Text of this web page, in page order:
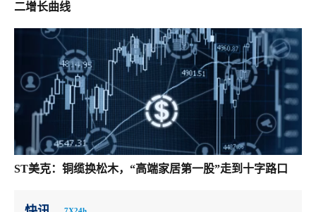
二增长曲线
ST美克：铜缆换松木，“高端家居第一股”走到十字路口